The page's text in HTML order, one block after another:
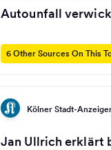
Autounfall
6 Other Sources On This
Kölner Stadt-
Jan Ullrich erklärt